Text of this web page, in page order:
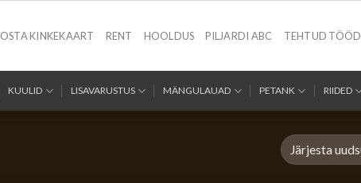
OSTA KINKEKAART RENT HOOLDUS PILJARDI ABC TEHTUD TÖÖD
KUULID LISAVARUSTUS MÄNGULAUAD PETANK RIIDED